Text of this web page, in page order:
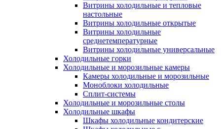
Витрины холодильные и тепловые
настольные
Витрины холодильные открытые
Витрины холодильные
среднетемпературные
Витрины холодильные универсальные
Холодильные горки
Холодильные и морозильные камеры
Камеры холодильные и морозильные
Моноблоки холодильные
Сплит-системы
Холодильные и морозильные столы
Холодильные шкафы
Шкафы холодильные кондитерские